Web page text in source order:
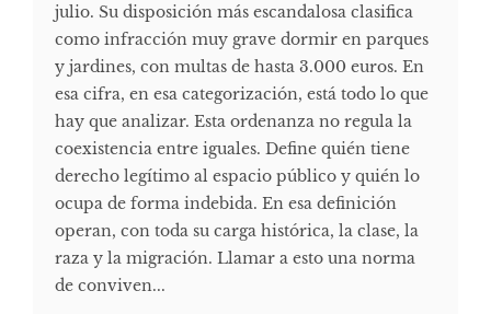
julio. Su disposición más escandalosa clasifica
como infracción muy grave dormir en parques
y jardines, con multas de hasta 3.000 euros. En
esa cifra, en esa categorización, está todo lo que
hay que analizar. Esta ordenanza no regula la
coexistencia entre iguales. Define quién tiene
derecho legítimo al espacio público y quién lo
ocupa de forma indebida. En esa definición
operan, con toda su carga histórica, la clase, la
raza y la migración. Llamar a esto una norma
de conviven...